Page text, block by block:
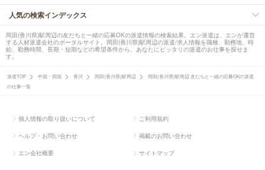
人気の検索インデックス
岡田(香川県)駅周辺の友だちと一緒の応募OKの派遣情報の検索結果。エン派遣は、エンが運営
する人材派遣会社のポータルサイト。岡田(香川県)駅周辺の派遣/求人情報を職種、勤務地、時
給、勤務時間、長期・短期などの希望条件から、あなたにピッタリの派遣のお仕事を探せま
す。
派遣TOP 中国・四国 香川 岡田(香川県)駅周辺
岡田(香川県)駅周辺 友だちと一緒の応募OKの派遣
の仕事一覧
個人情報の取り扱いについて ご利用規約
ヘルプ・お問い合わせ 掲載のお問い合わせ
エン会社概要 サイトマップ